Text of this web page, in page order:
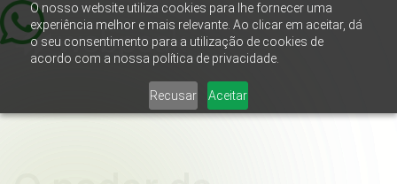
O nosso website utiliza cookies para lhe fornecer uma
experiência melhor e mais relevante. Ao clicar em aceitar, dá
o seu consentimento para a utilização de cookies de
acordo com a nossa política de privacidade.
Recusar Aceitar